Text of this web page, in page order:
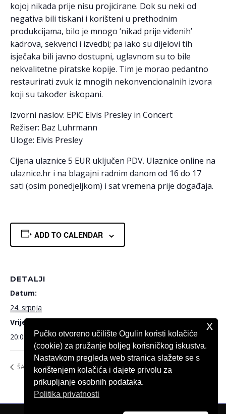
kojoj nikada prije nisu projicirane. Dok su neki od
negativa bili tiskani i korišteni u prethodnim
produkcijama, bilo je mnogo ‘nikad prije viđenih’
kadrova, sekvenci i izvedbi; pa iako su dijelovi tih
isječaka bili javno dostupni, uglavnom su to bile
nekvalitetne piratske kopije. Tim je morao pedantno
restaurirati zvuk iz mnogih nekonvencionalnih izvora
koji su također iskopani.
Izvorni naslov: EPiC Elvis Presley in Concert
Režiser: Baz Luhrmann
Uloge: Elvis Presley
Cijena ulaznice 5 EUR uključen PDV. Ulaznice online na
ulaznice.hr i na blagajni radnim danom od 16 do 17
sati (osim ponedjeljkom) i sat vremena prije događaja.
ADD TO CALENDAR
DETALJI
Datum:
24. srpnja
Vrijeme:
20:00
ŠAH NA TRGU KINO OGULIN GRAD OSVETE
Pučko otvoreno učilište Ogulin koristi kolačiće
(cookie) za pružanje boljeg korisničkog iskustva.
Nastavkom pregleda web stranica slažete se s
korištenjem kolačića i dajete privolu za
prikupljanje osobnih podataka.
Politika privatnosti
x